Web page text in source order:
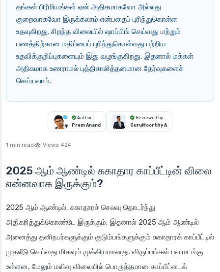
தங்கள் பிரீமியங்கள் ஏன் அதிகமாகவோ அல்லது
குறைவாகவோ இருக்கலாம் என்பதைப் புரிந்துகொள்ள
உதவுகிறது. சிறந்த விலையில் ஷாப்பிங் செய்வது மற்றும்
பணத்திற்கான மதிப்பைப் புரிந்துகொள்வது பற்றிய
உதவிக்குறிப்புகளையும் இது வழங்குகிறது, இதனால் மக்கள்
அதிகமாக உணராமல் புத்திசாலித்தனமான தேர்வுகளைச்
செய்யலாம்.
Author
Prem Anand
Reviewed by
GuruMoorthy A
1 min read Views: 424
2025 ஆம் ஆண்டில் சுகாதார காப்பீட்டின் விலை
என்னவாக இருக்கும்?
2025 ஆம் ஆண்டில், சுகாதாரச் செலவு தொடர்ந்து
அதிகரித்துக்கொண்டே இருக்கும், இதனால் 2025 ஆம் ஆண்டில்
அனைத்து தனிநபர்களுக்கும் குடும்பங்களுக்கும் சுகாதாரக் காப்பீட்டில்
முதலீடு செய்வது மிகவும் முக்கியமானது. விருப்பங்கள் பல மடங்கு
உள்ளன, மேலும் மலிவு விலையில் பொருத்தமான காப்பீட்டைக்